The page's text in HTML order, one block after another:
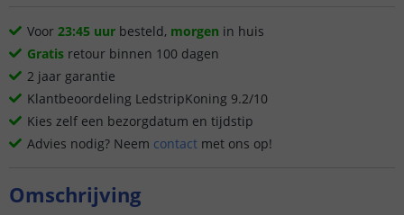
Voor 23:45 uur besteld, morgen in huis
Gratis retour binnen 100 dagen
2 jaar garantie
Klantbeoordeling LedstripKoning 9.2/10
Kies zelf een bezorgdatum en tijdstip
Advies nodig? Neem contact met ons op!
Omschrijving